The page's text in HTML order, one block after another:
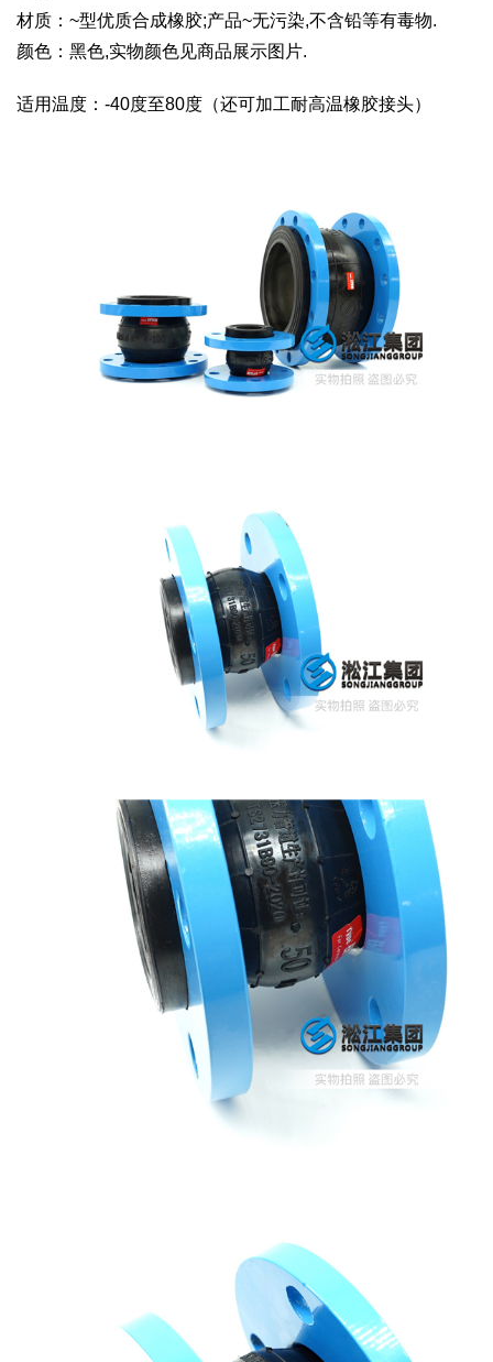
材质：~型优质合成橡胶;产品~无污染,不含铅等有毒物.
颜色：黑色,实物颜色见商品展示图片.
适用温度：-40度至80度（还可加工耐高温橡胶接头）